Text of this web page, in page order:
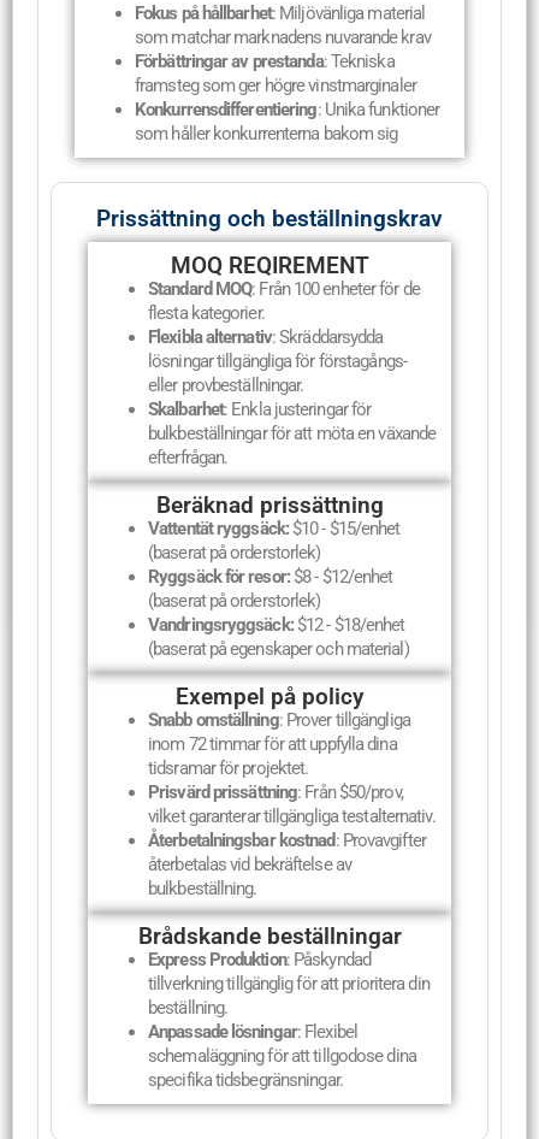
Fokus på hållbarhet: Miljövänliga material
som matchar marknadens nuvarande krav
Förbättringar av prestanda: Tekniska
framsteg som ger högre vinstmarginaler
Konkurrensdifferentiering: Unika funktioner
som håller konkurrenterna bakom sig
Prissättning och beställningskrav
MOQ REQIREMENT
Standard MOQ: Från 100 enheter för de
flesta kategorier.
Flexibla alternativ: Skräddarsydda
lösningar tillgängliga för förstagångs-
eller provbeställningar.
Skalbarhet: Enkla justeringar för
bulkbeställningar för att möta en växande
efterfrågan.
Beräknad prissättning
Vattentät ryggsäck:$10 - $15/enhet
(baserat på orderstorlek)
Ryggsäck för resor:$8 - $12/enhet
(baserat på orderstorlek)
Vandringsryggsäck:$12 - $18/enhet
(baserat på egenskaper och material)
Exempel på policy
Snabb omställning: Prover tillgängliga
inom 72 timmar för att uppfylla dina
tidsramar för projektet.
Prisvärd prissättning: Från $50/prov,
vilket garanterar tillgängliga testalternativ.
Återbetalningsbar kostnad: Provavgifter
återbetalas vid bekräftelse av
bulkbeställning.
Brådskande beställningar
Express Produktion: Påskyndad
tillverkning tillgänglig för att prioritera din
beställning.
Anpassade lösningar: Flexibel
schemaläggning för att tillgodose dina
specifika tidsbegränsningar.